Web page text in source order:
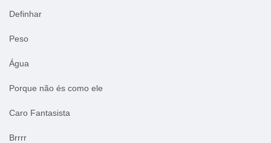
Definhar
Peso
Água
Porque não és como ele
Caro Fantasista
Brrrr